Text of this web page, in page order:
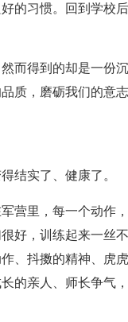
的习惯。回到学校
而得到的却是一份
质，磨砺我们的意
结实了、健康了。
营里，每一个动作
好，训练起来一丝
、抖擞的精神、虎
的亲人、师长争气